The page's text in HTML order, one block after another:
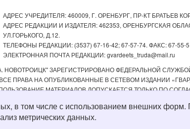
АДРЕС УЧРЕДИТЕЛЯ: 460009, Г. ОРЕНБУРГ, ПР-КТ БРАТЬЕВ
АДРЕС РЕДАКЦИИ И ИЗДАТЕЛЯ: 462353, ОРЕНБУРГСКАЯ
УЛ.ГОРЬКОГО, Д.12.
ТЕЛЕФОНЫ РЕДАКЦИИ: (3537) 67-16-42; 67-57-74. ФАКС: 67-55-
ЭЛЕКТРОННАЯ ПОЧТА РЕДАКЦИИ: gvardeets_truda@mail.ru
НОВОТРОИЦК" ЗАРЕГИСТРИРОВАНО ФЕДЕРАЛЬНОЙ
ПРАВА НА ОПУБЛИКОВАННЫЕ В СЕТЕВОМ ИЗДАНИИ
МАТЕРИАЛОВ ДОПУСКАЕТСЯ ТОЛЬКО ПО
ГИПЕРССЫЛКИ. ДЛЯ ДЕТЕЙ СТАРШЕ 16 ЛЕТ.
в том числе с использованием внешних
метрических данных.